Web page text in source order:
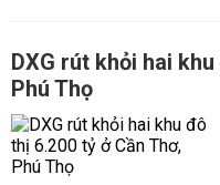
DXG rút khỏi hai
Phú Thọ